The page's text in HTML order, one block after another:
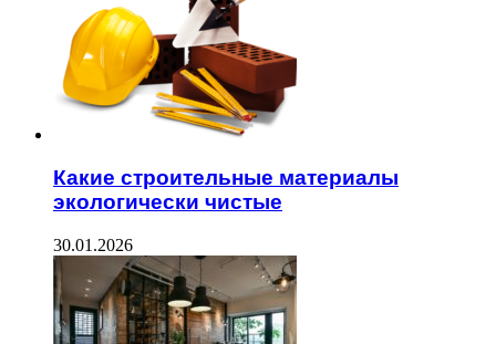
Какие строительные материалы
экологически чистые
30.01.2026